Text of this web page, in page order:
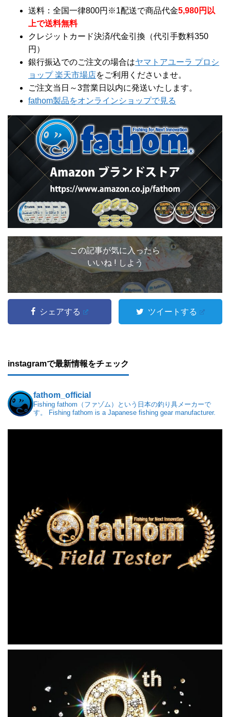
送料：全国一律800円※1配送で商品代金5,980円以
上で送料無料
クレジットカード決済/代金引換（代引手数料350
円）
銀行振込でのご注文の場合はヤマトアユーラ プロシ
ョップ 楽天市場店をご利用くださいませ。
ご注文当日～3営業日以内に発送いたします。
fathom製品をオンラインショップで見る
この記事が気に入ったら
いいね ! しよう
シェアする ツイートする
instagramで最新情報をチェック
fathom_official
Fishing fathom（ファゾム）という日本の釣り具メーカーで
す。
Fishing fathom is a Japanese fishing gear manufacturer.